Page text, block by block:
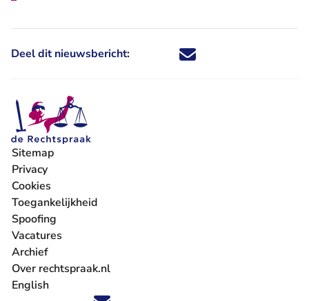
Deel dit nieuwsbericht: Deel dit nieuwsbericht via X -
Deel dit nieuwsbericht via
Deel dit nieuwsbericht
Deel dit
Sitemap
Privacy
Cookies
Toegankelijkheid
Spoofing
Vacatures
- U verlaat Rechtspraak.nl
Archief
Over rechtspraak.nl
English